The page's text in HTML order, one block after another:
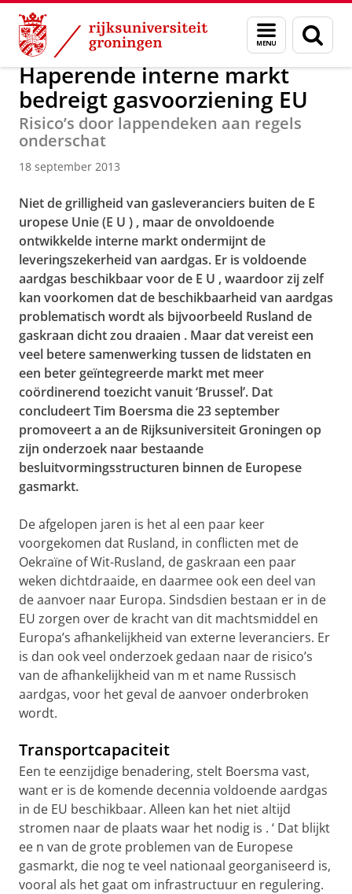
Skip
Content
Skip
Navigation
Menu
en
zoeken
Over ons Actueel Nieuws Nieuwsberichten
Haperende interne markt
bedreigt gasvoorziening EU
Risico’s door lappendeken aan regels
onderschat
18 september 2013
Niet de grilligheid van gasleveranciers buiten de E
uropese Unie (E U ) , maar de onvoldoende
ontwikkelde interne markt ondermijnt de
leveringszekerheid van aardgas. Er is voldoende
aardgas beschikbaar voor de E U , waardoor zij zelf
kan voorkomen dat de beschikbaarheid van aardgas
problematisch wordt als bijvoorbeeld Rusland de
gaskraan dichtzou draaien . Maar dat vereist een
veel betere samenwerking tussen de lidstaten en
een beter geïntegreerde markt met meer
coördinerend toezicht vanuit ‘Brussel’. Dat
concludeert Tim Boersma die23 september
promoveert a an de Rijksuniversiteit Groningen op
zijn onderzoek naar bestaande
besluitvormingsstructuren binnen de Europese
gasmarkt.
De afgelopen jaren is het al een paar keer
voorgekomen dat Rusland, in conflicten met de
Oekraïne of Wit-Rusland, de gaskraan een paar
weken dichtdraaide, en daarmee ook een deel van
de aanvoer naar Europa. Sindsdien bestaan er in de
EU zorgen over de kracht van dit machtsmiddel en
Europa’s afhankelijkheid van externe leveranciers. Er
is dan ook veel onderzoek gedaan naar de risico’s
van de afhankelijkheid van m et name Russisch
aardgas, voor het geval de aanvoer onderbroken
wordt.
Transportcapaciteit
Een te eenzijdige benadering, stelt Boersma vast,
want er is de komende decennia voldoende aardgas
in de EU beschikbaar. Alleen kan het niet altijd
stromen naar de plaats waar het nodig is . ‘ Dat blijkt
ee n van de grote problemen van de Europese
gasmarkt, die nog te veel nationaal georganiseerd is,
vooral als het gaat om infrastructuur en regulering.